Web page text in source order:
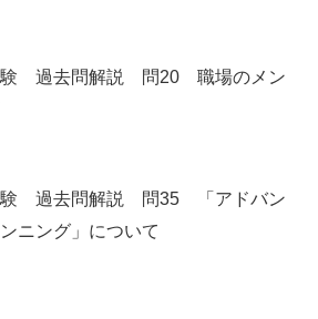
験 過去問解説 問20 職場のメン
験 過去問解説 問35 「アドバン
ニング」について